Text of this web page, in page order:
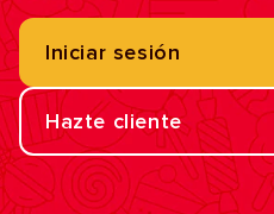
Iniciar sesión
Hazte cliente